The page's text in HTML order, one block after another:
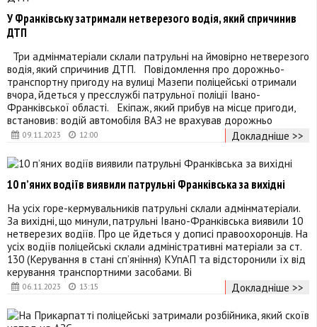
09.11.2023 12:00
У Франківську затримали нетверезого водія, який спричинив
ДТП
Три адмінматеріали склали патрульні на ймовірно нетверезого
водія, який спричинив ДТП. Повідомлення про дорожньо-
транспортну пригоду на вулиці Мазепи поліцейські отримали
вчора, йдеться у пресслужбі патрульної поліції Івано-
Франківської області. Екіпаж, який прибув на місце пригоди,
встановив: водій автомобіля ВАЗ не врахував дорожньо
Докладніше >>
06.11.2023 13:15
10 пʼяних водіїв виявили патрульні Франківська за вихідні
На усіх горе-кермувальників патрульні склали адмінматеріали.
За вихідні, що минули, патрульні Івано-Франківська виявили 10
нетверезих водіїв. Про це йдеться у дописі правоохоронців. На
усіх водіїв поліцейські склали адміністративні матеріали за ст.
130 (Керування в стані сп’яніння) КУпАП та відсторонили їх від
керування транспортними засобами. ️Ві
Докладніше >>